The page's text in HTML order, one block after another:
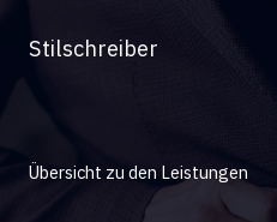
InhaltStilschreiber
Übersicht zu den Leistungen